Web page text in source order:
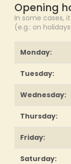
Opening
In some cases,
(e.g.: on
Monday:
Tuesday:
Wednesday:
Thursday:
Friday:
Saturday: